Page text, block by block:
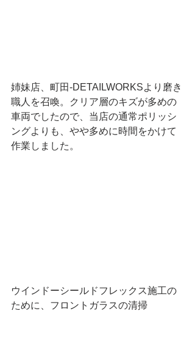
姉妹店、町田-DETAILWORKSより磨き
職人を召喚。クリア層のキズが多めの
車両でしたので、当店の通常ポリッシ
ングよりも、やや多めに時間をかけて
作業しました。
ウインドーシールドフレックス施工の
ために、フロントガラスの清掃